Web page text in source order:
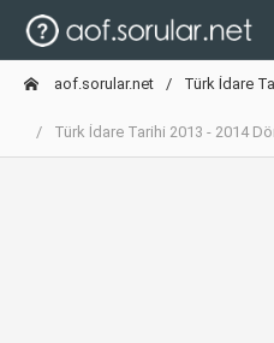
aof.sorular.net Türk İdare
Türk İdare Tarihi 2013 - 2014